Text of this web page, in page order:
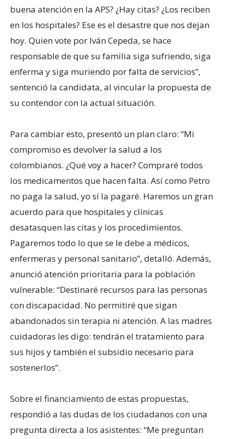
buena atención en la APS? ¿Hay citas? ¿Los reciben
en los hospitales? Ese es el desastre que nos dejan
hoy. Quien vote por Iván Cepeda, se hace
responsable de que su familia siga sufriendo, siga
enferma y siga muriendo por falta de servicios”,
sentenció la candidata, al vincular la propuesta de
su contendor con la actual situación.
Para cambiar esto, presentó un plan claro: “Mi
compromiso es devolver la salud a los
colombianos. ¿Qué voy a hacer? Compraré todos
los medicamentos que hacen falta. Así como Petro
no paga la salud, yo sí la pagaré. Haremos un gran
acuerdo para que hospitales y clínicas
desatasquen las citas y los procedimientos.
Pagaremos todo lo que se le debe a médicos,
enfermeras y personal sanitario”, detalló. Además,
anunció atención prioritaria para la población
vulnerable: “Destinaré recursos para las personas
con discapacidad. No permitiré que sigan
abandonados sin terapia ni atención. A las madres
cuidadoras les digo: tendrán el tratamiento para
sus hijos y también el subsidio necesario para
sostenerlos”.
Sobre el financiamiento de estas propuestas,
respondió a las dudas de los ciudadanos con una
pregunta directa a los asistentes: “Me preguntan